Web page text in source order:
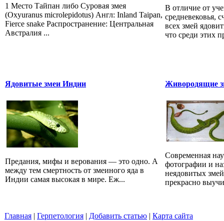
1 Место Тайпан либо Суровая змея
(Oxyuranus microlepidotus) Англ: Inland Taipan,
Fierce snake Распространение: Центральная
Австралия ...
В отличие от
средневековья,
всех змей
что среди этих
Ядовитые змеи Индии
Предания, мифы и верования — это одно. А
между тем смертность от змеиного яда в
Индии самая высокая в мире. Еж...
Живородящие
Современная
фотографии и
неядовитых
прекрасно
Главная Герпетология Добавить статью Карта сайта